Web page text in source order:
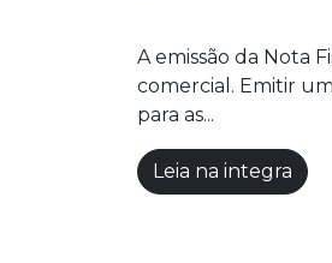
A emissão da Nota
comercial. Emitir
para as...
Leia na integra